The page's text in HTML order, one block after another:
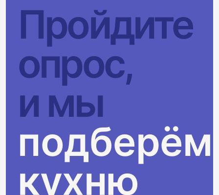
Пройдите
опрос,
и мы
подберём
кухню